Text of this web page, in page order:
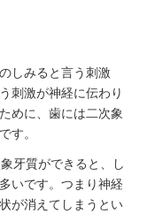
しみると言う刺激
刺激が神経に伝わり
めに、歯には二次象
す。
牙質ができると、し
いです。つまり神経
が消えてしまうとい